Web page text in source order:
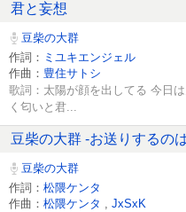
君と妄想
豆柴の大群
作詞： ミユキエンジェル
作曲： 豊住サトシ
歌詞：太陽が顔を出してる 今日
く匂いと君...
豆柴の大群 -お送りするの
豆柴の大群
作詞： 松隈ケンタ
作曲： 松隈ケンタ JxSxK